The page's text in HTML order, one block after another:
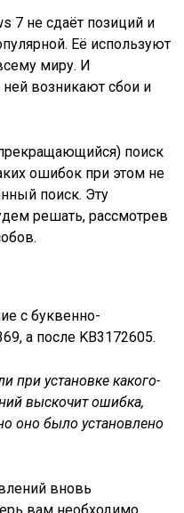
7 не сдаёт позиций и
Её используют
миру. И
возникают сбои и
поиск
ошибок при этом не
поиск. Эту
решать, рассмотрев
с буквенно-
а после KB3172605.
при установке какого-
выскочит ошибка,
оно было установлено
вновь